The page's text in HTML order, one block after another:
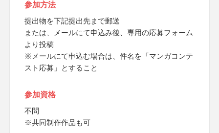
参加方法
提出物を下記提出先まで郵送
または、メールにて申込み後、専用の応募フォーム
より投稿
※メールにて申込む場合は、件名を「マンガコンテ
スト応募」とすること
参加資格
不問
※共同制作作品も可